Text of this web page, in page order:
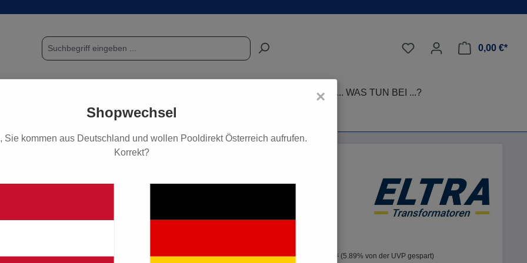
0,00 €*
×
Shopwechsel
Sie kommen aus Deutschland und wollen Pooldirekt Österreich aufrufen.
Korrekt?
PFLEGE-TIPPS ... WAS TUN BEI ...?
2 x 75 W
179,00 €* 190,20 €* (5.89% von der UVP gespart)